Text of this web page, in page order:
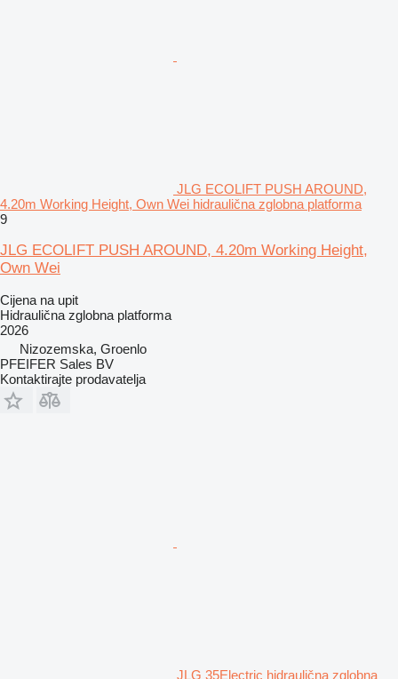
JLG ECOLIFT PUSH AROUND,
4.20m Working Height, Own Wei hidraulična zglobna platforma
9
JLG ECOLIFT PUSH AROUND, 4.20m Working Height,
Own Wei
Cijena na upit
Hidraulična zglobna platforma
2026
Nizozemska, Groenlo
PFEIFER Sales BV
Kontaktirajte prodavatelja
JLG 35Electric hidraulična zglobna